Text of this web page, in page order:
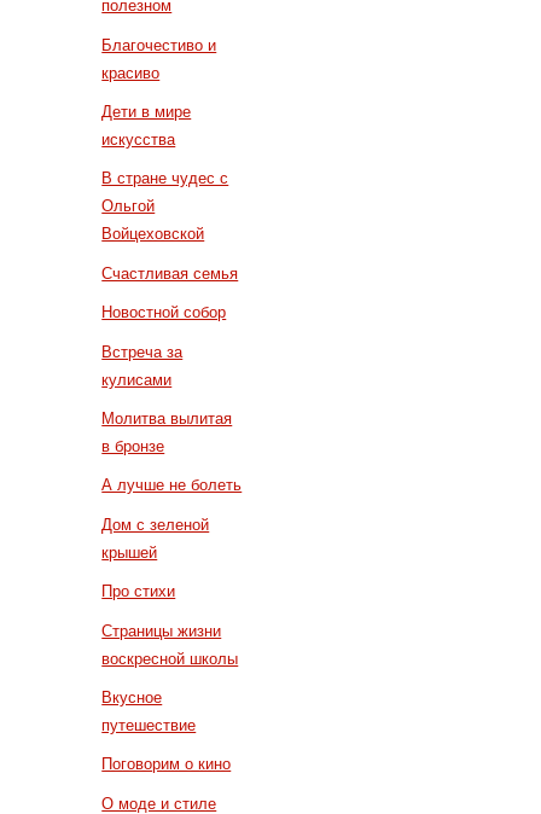
полезном
Благочестиво и
красиво
Дети в мире
искусства
В стране чудес с
Ольгой
Войцеховской
Счастливая семья
Новостной собор
Встреча за
кулисами
Молитва вылитая
в бронзе
А лучше не болеть
Дом с зеленой
крышей
Про стихи
Страницы жизни
воскресной школы
Вкусное
путешествие
Поговорим о кино
О моде и стиле